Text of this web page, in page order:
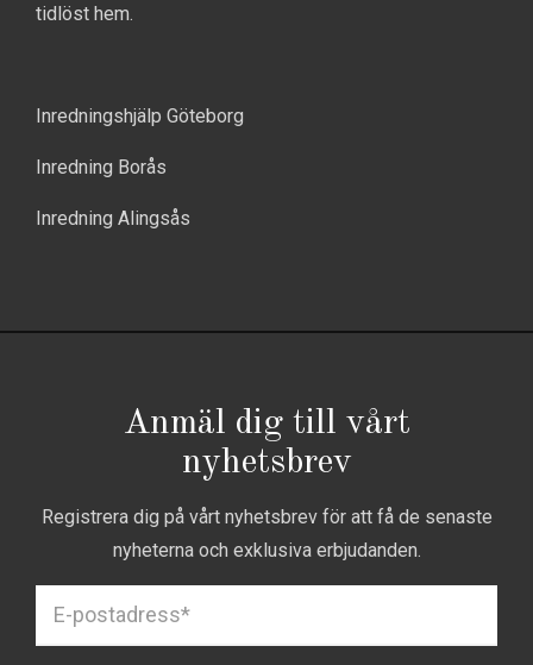
tidlöst hem.
Inredningshjälp Göteborg
Inredning Borås
Inredning Alingsås
Anmäl dig till vårt
nyhetsbrev
Registrera dig på vårt nyhetsbrev för att få de senaste
nyheterna och exklusiva erbjudanden.